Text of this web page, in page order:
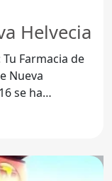
Helvecia
Farmacia de
se ha